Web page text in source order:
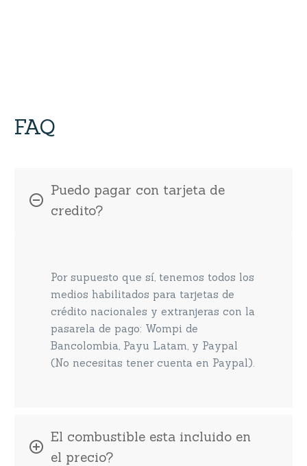
FAQ
Puedo pagar con tarjeta de
credito?
Por supuesto que sí, tenemos todos los
medios habilitados para tarjetas de
crédito nacionales y extranjeras con la
pasarela de pago: Wompi de
Bancolombia, Payu Latam, y Paypal
(No necesitas tener cuenta en Paypal).
El combustible esta incluido en
el precio?